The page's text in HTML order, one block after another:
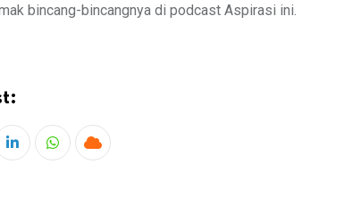
bincang-bincangnya di podcast Aspirasi ini.